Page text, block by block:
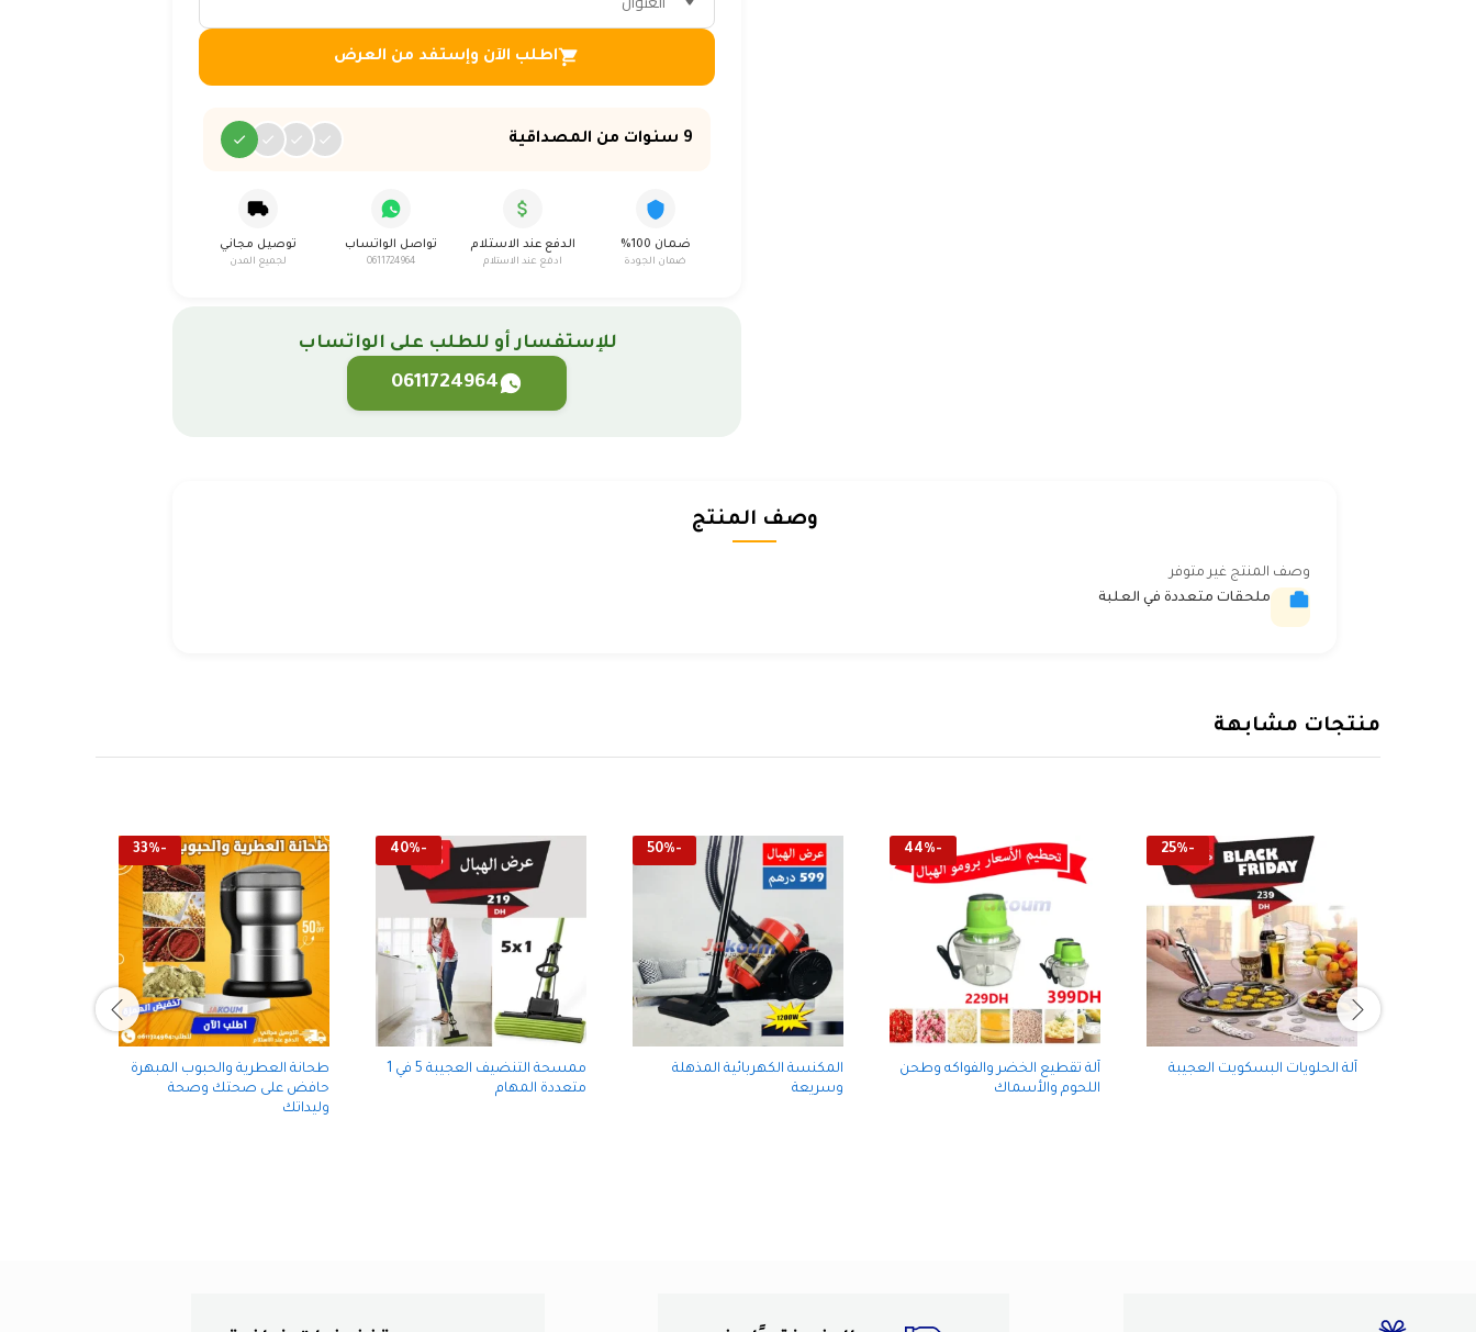
اطلب الآن وإستفد من العرض
9 سنوات من المصداقية
ضمان 100%
ضمان الجودة
الدفع عند الاستلام
ادفع عند الاستلام
تواصل الواتساب
0611724964
توصيل مجاني
لجميع المدن
للإستفسار أو للطلب على الواتساب
0611724964
وصف المنتج
وصف المنتج غير متوفر
ملحقات متعددة في العلبة
منتجات مشابهة
-
25%
آلة الحلويات البسكويت العجيبة
-
44%
آلة تقطيع الخضر والفواكه وطحن
اللحوم والأسماك
-
50%
المكنسة الكهربائية المذهلة
وسريعة
-
40%
ممسحة التنضيف العجيبة 5 في 1
متعددة المهام
-
33%
طحانة العطرية والحبوب المبهرة
حافض على صحتك وصحة
وليداتك